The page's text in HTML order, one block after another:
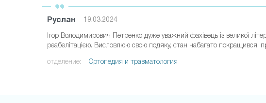
Руслан 19.03.2024
Ігор Володимирович Петренко дуже уважний фахівець із великої
реабелітацією. Висловлюю свою подяку, стан набагато покращився,
отделение: Ортопедия и травматология